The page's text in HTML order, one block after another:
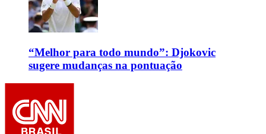
“Melhor para todo mundo”: Djokovic
sugere mudanças na pontuação